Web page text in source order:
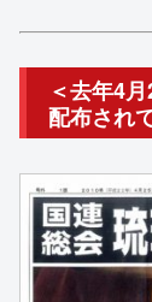
＜去年4
配布され